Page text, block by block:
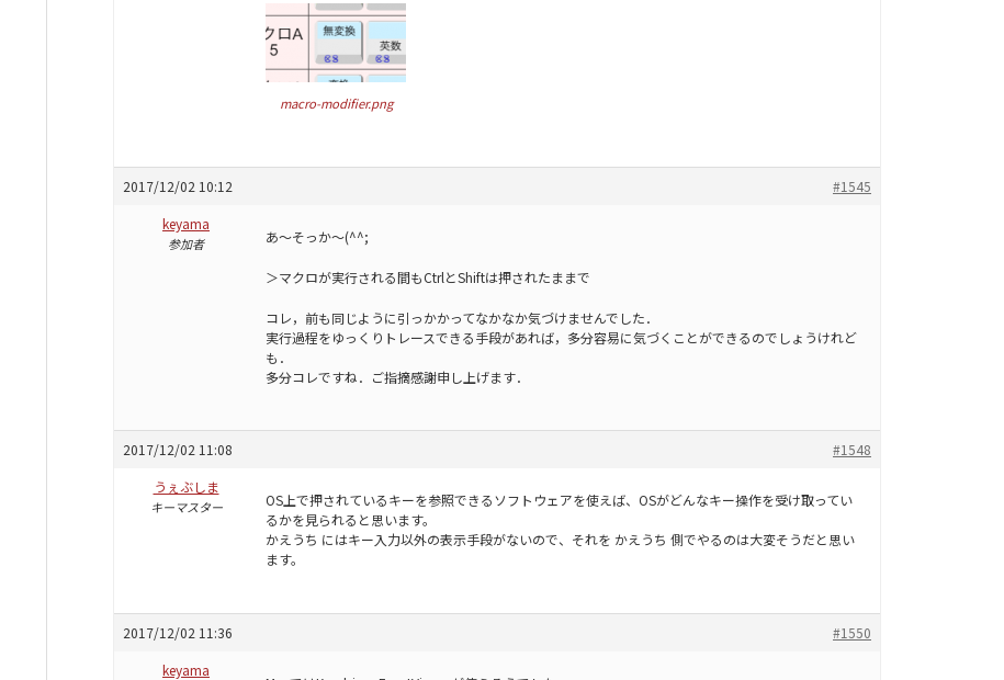
macro-modifier.png
2017/12/02 10:12
#1545
keyama
参加者 あ～そっか～(^^;
＞マクロが実行される間もCtrlとShiftは押されたままで
コレ，前も同じように引っかかってなかなか気づけませんでした．
実行過程をゆっくりトレースできる手段があれば，多分容易に気づくことができるのでしょうけれど
も．
多分コレですね．ご指摘感謝申し上げます．
2017/12/02 11:08
#1548
うぇぶしま
キーマスター
OS上で押されているキーを参照できるソフトウェアを使えば、OSがどんなキー操作を受け取ってい
るかを見られると思います。
かえうち にはキー入力以外の表示手段がないので、それを かえうち 側でやるのは大変そうだと思い
ます。
2017/12/02 11:36
#1550
keyama